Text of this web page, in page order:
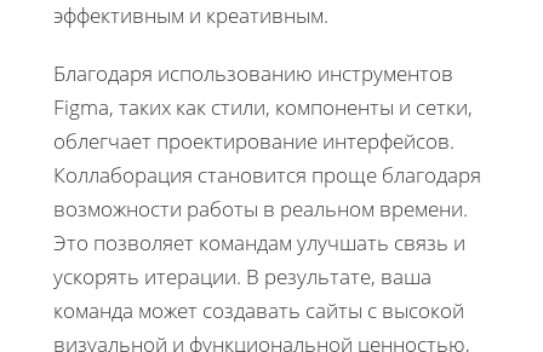
эффективным и креативным.
Благодаря использованию инструментов
Figma, таких как стили, компоненты и сетки,
облегчает проектирование интерфейсов.
Коллаборация становится проще благодаря
возможности работы в реальном времени.
Это позволяет командам улучшать связь и
ускорять итерации. В результате, ваша
команда может создавать сайты с высокой
визуальной и функциональной ценностью,